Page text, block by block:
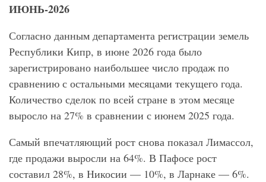
ИЮНЬ-2026
Согласно данным департамента регистрации земель
Республики Кипр, в июне 2026 года было
зарегистрировано наибольшее число продаж по
сравнению с остальными месяцами текущего года.
Количество сделок по всей стране в этом месяце
выросло на 27% в сравнении с июнем 2025 года.
Самый впечатляющий рост снова показал Лимассол,
где продажи выросли на 64%. В Пафосе рост
составил 28%, в Никосии — 10%, в Ларнаке — 6%.